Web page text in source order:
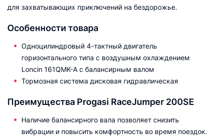
для захватывающих приключений на бездорожье.
Особенности товара
Одноцилиндровый 4-тактный двигатель
горизонтального типа с воздушным охлаждением
Loncin 161QMK-A с балансирным валом
Тормозная система дисковая гидравлическая
Преимущества Progasi RaceJumper 200SE
Наличие балансирного вала позволяет снизить
вибрации и повысить комфортность во время поездок.